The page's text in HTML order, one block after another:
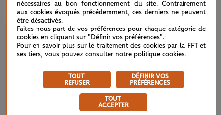
sœur jumelle à l’Open d’Australie 2025.
nécessaires au bon fonctionnement du site. Contrairement
aux cookies évoqués précédemment, ces derniers ne peuvent
être désactivés.
Faites-nous part de vos préférences pour chaque catégorie de
cookies en cliquant sur "Définir vos préférences".
Pour en savoir plus sur le traitement des cookies par la FFT et
ses tiers, vous pouvez consulter notre politique cookies.
TOUT
REFUSER
DÉFINIR VOS
PRÉFÉRENCES
TOUT
ACCEPTER